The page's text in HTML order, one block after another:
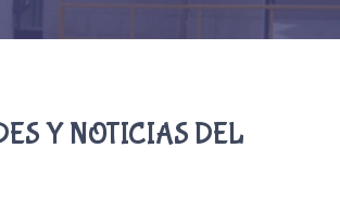
Y NOTICIAS DEL